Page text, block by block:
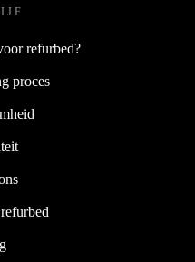
refurbed?
proces